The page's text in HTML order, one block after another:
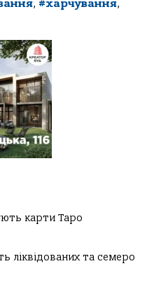
, #харчування,
карти Таро
ліквідованих та семеро